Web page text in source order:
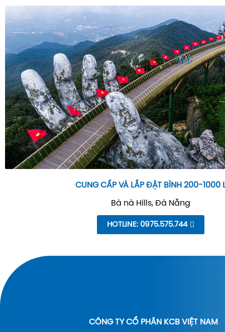
CUNG CẤP VÀ LẮP ĐẶT BÌNH 200-1000
Bà nà Hills, Đà Nẵng
HOTLINE: 0975.575.744
CÔNG TY CỔ PHẦN KCB VIỆT NAM